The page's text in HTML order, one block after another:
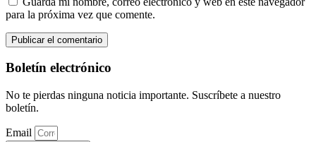
para la próxima vez que comente.
Boletín electrónico
No te pierdas ninguna noticia importante. Suscríbete a nuestro
boletín.
Email